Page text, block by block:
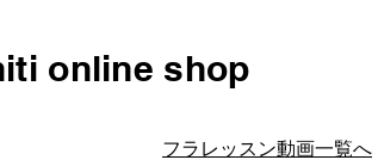
online shop
フラレッスン動画一覧へ